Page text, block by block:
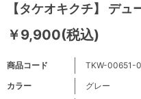
【タケオキクチ】 デュ
￥9,900(税込)
商品コード
TKW-00651-
カラー
グレー